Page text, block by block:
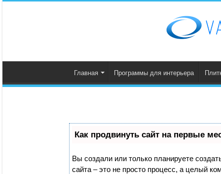
Главная Программы для интерьера
Как продвинуть сайт на первые
Вы создали или только планируете
сайта – это не просто процесс, а целый